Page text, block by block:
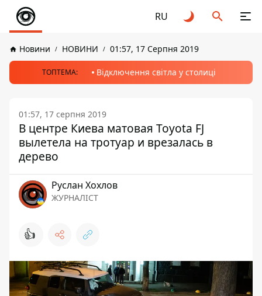
RU
Новини НОВИНИ 01:57, 17 Серпня 2019
ТОПТЕМА: Відключення світла у столиці
01:57, 17 серпня 2019
В центре Киева матовая Toyota FJ
вылетела на тротуар и врезалась в
дерево
Руслан Хохлов
ЖУРНАЛІСТ
👍